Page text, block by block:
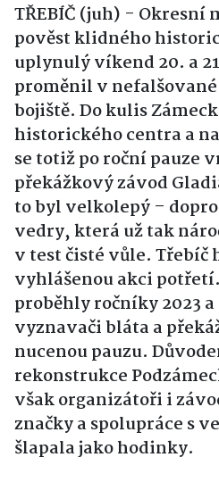
TŘEBÍČ (juh) - Okresní
pověst klidného
uplynulý víkend 20. a
proměnil v
bojiště. Do kulis
historického centra a
se totiž po roční pauze
překážkový závod
to byl velkolepý –
vedry, která už tak
v test čisté vůle. Třebíč
vyhlášenou akci
proběhly ročníky 2023
vyznavači bláta a
nucenou pauzu.
rekonstrukce
však organizátoři i
značky a spolupráce s
šlapala jako hodinky.